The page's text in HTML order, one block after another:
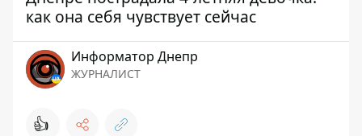
как она себя чувствует сейчас
Информатор Днепр
ЖУРНАЛИСТ
👍